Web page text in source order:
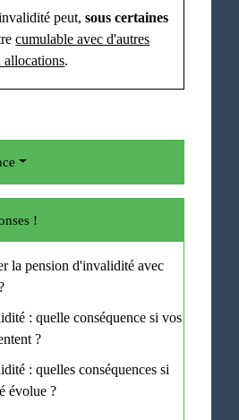
peut,sous certaines
cumulable avec d'autres
allocations.
!
la pension d'invalidité avec
: quelle conséquence si vos
?
: quelles conséquences si
évolue ?